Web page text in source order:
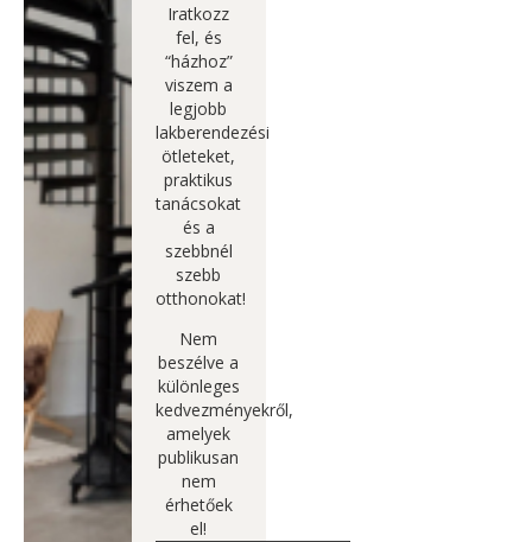
Iratkozz
fel, és
“házhoz”
viszem a
legjobb
lakberendezési
ötleteket,
praktikus
tanácsokat
és a
szebbnél
szebb
otthonokat!
Nem
beszélve a
különleges
kedvezményekről,
amelyek
publikusan
nem
érhetőek
el!